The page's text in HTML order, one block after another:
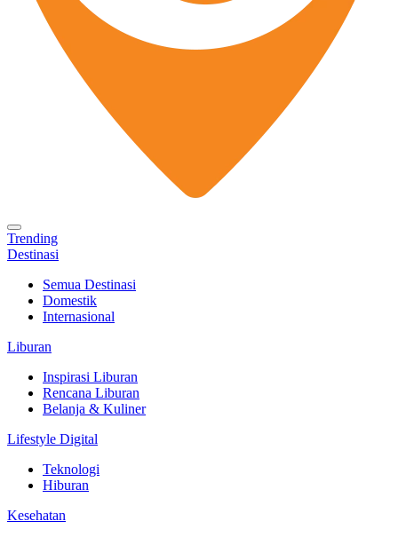
Trending
Destinasi
Semua Destinasi
Domestik
Internasional
Liburan
Inspirasi Liburan
Rencana Liburan
Belanja & Kuliner
Lifestyle Digital
Teknologi
Hiburan
Kesehatan